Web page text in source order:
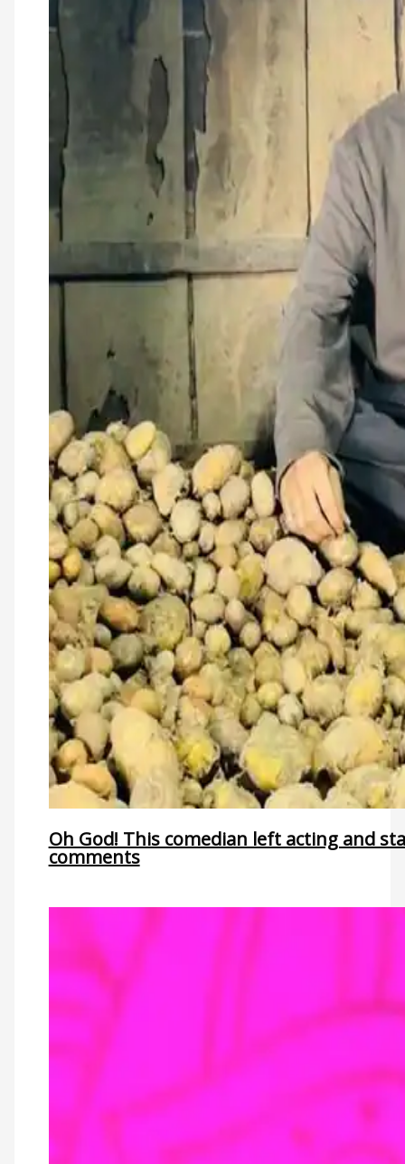
Oh God! This comedian left acting and
comments